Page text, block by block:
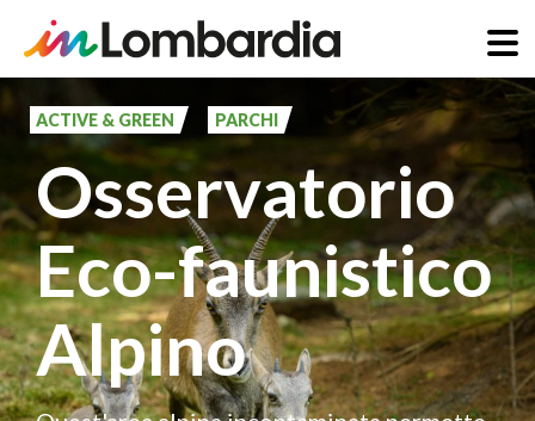
Salta
contenuto
principale
ACTIVE & GREEN PARCHI
Osservatorio
Eco-faunistico
Alpino